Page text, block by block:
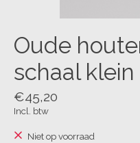
Oude
schaal klein
€45,20
Incl. btw
Niet op voorraad